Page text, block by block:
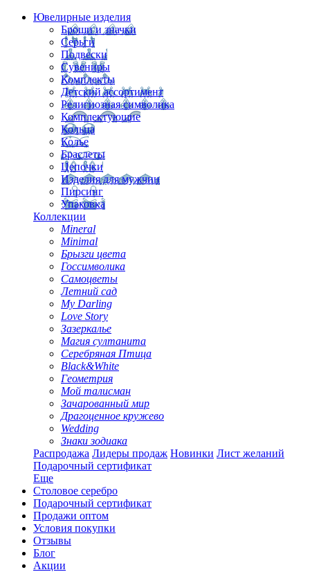
Ювелирные изделия
Броши и значки
Серьги
Подвески
Сувениры
Комплекты
Детский ассортимент
Религиозная символика
Комплектующие
Кольца
Колье
Браслеты
Цепочки
Изделия для мужчин
Пирсинг
Упаковка
Коллекции
Mineral
Minimal
Брызги цвета
Госсимволика
Самоцветы
Летний сад
My Darling
Love Story
Зазеркалье
Магия султанита
Серебряная Птица
Black&White
Геометрия
Мой талисман
Зачарованный мир
Драгоценное кружево
Wedding
Знаки зодиака
Распродажа Лидеры продаж Новинки Лист желаний
Подарочный сертификат
Еще
Столовое серебро
Подарочный сертификат
Продажи оптом
Условия покупки
Отзывы
Блог
Акции